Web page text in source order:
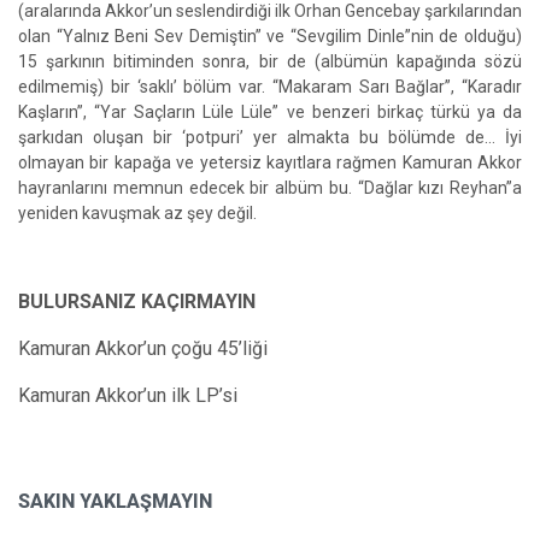
(aralarında Akkor’un seslendirdiği ilk Orhan Gencebay şarkılarından
olan “Yalnız Beni Sev Demiştin” ve “Sevgilim Dinle”nin de olduğu)
15 şarkının bitiminden sonra, bir de (albümün kapağında sözü
edilmemiş) bir ‘saklı’ bölüm var. “Makaram Sarı Bağlar”, “Karadır
Kaşların”, “Yar Saçların Lüle Lüle” ve benzeri birkaç türkü ya da
şarkıdan oluşan bir ‘potpuri’ yer almakta bu bölümde de… İyi
olmayan bir kapağa ve yetersiz kayıtlara rağmen Kamuran Akkor
hayranlarını memnun edecek bir albüm bu. “Dağlar kızı Reyhan”a
yeniden kavuşmak az şey değil.
BULURSANIZ KAÇIRMAYIN
Kamuran Akkor’un çoğu 45’liği
Kamuran Akkor’un ilk LP’si
SAKIN YAKLAŞMAYIN